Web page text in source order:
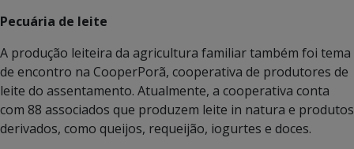
Pecuária de leite
A produção leiteira da agricultura familiar também foi tema
de encontro na CooperPorã, cooperativa de produtores de
leite do assentamento. Atualmente, a cooperativa conta
com 88 associados que produzem leite in natura e produtos
derivados, como queijos, requeijão, iogurtes e doces.